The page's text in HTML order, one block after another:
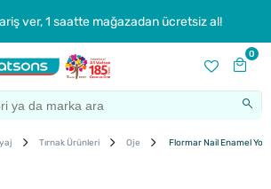
ver, 1 saatte mağazadan ücretsiz al!
0
Tırnak Ürünleri Oje Flormar Nail Enamel